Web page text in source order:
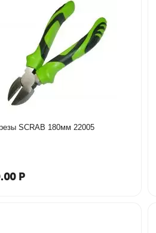
Бокорезы SCRAB 180мм 22005
Р